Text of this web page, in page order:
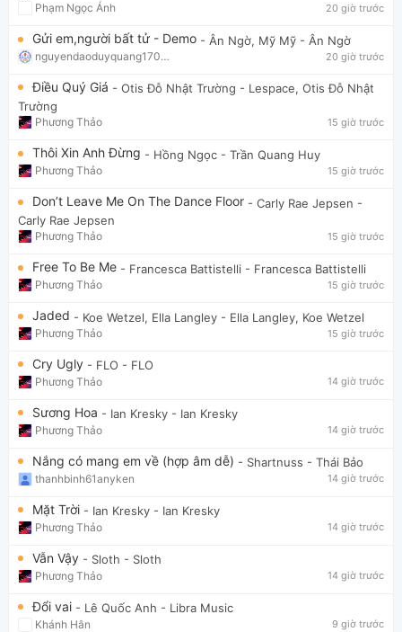
Phạm Ngọc Ánh 20 giờ trước
Gửi em,người bất tử - Demo - Ân Ngờ, Mỹ Mỹ - Ân Ngờ
nguyendaoduyquang17021 20 giờ trước
Điều Quý Giá - Otis Đỗ Nhật Trường - Lespace, Otis Đỗ Nhật
Trường
Phương Thảo 15 giờ trước
Thôi Xin Anh Đừng - Hồng Ngọc - Trần Quang Huy
Phương Thảo 15 giờ trước
Don’t Leave Me On The Dance Floor - Carly Rae Jepsen -
Carly Rae Jepsen
Phương Thảo 15 giờ trước
Free To Be Me - Francesca Battistelli - Francesca Battistelli
Phương Thảo 15 giờ trước
Jaded - Koe Wetzel, Ella Langley - Ella Langley, Koe Wetzel
Phương Thảo 15 giờ trước
Cry Ugly - FLO - FLO
Phương Thảo 14 giờ trước
Sương Hoa - Ian Kresky - Ian Kresky
Phương Thảo 14 giờ trước
Nắng có mang em về (hợp âm dễ) - Shartnuss - Thái Bảo
thanhbinh61anyken 14 giờ trước
Mặt Trời - Ian Kresky - Ian Kresky
Phương Thảo 14 giờ trước
Vẫn Vậy - Sloth - Sloth
Phương Thảo 14 giờ trước
Đổi vai - Lê Quốc Anh - Libra Music
Khánh Hân 9 giờ trước